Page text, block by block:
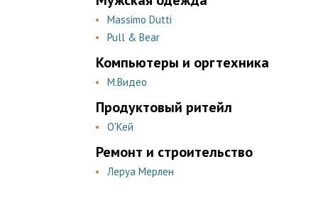
Massimo Dutti
Pull & Bear
Компьютеры и оргтехника
М.Видео
Продуктовый ритейл
О'Кей
Ремонт и строительство
Леруа Мерлен